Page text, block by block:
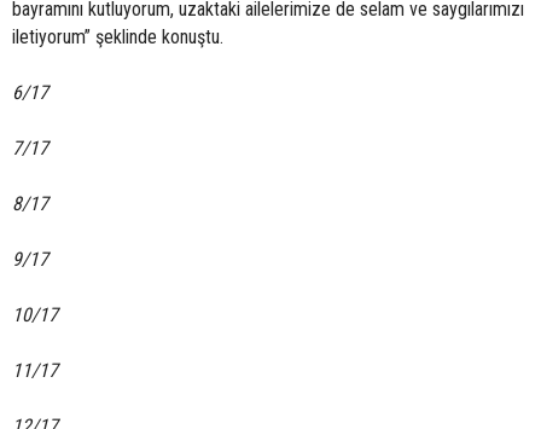
bayramını kutluyorum, uzaktaki ailelerimize de selam ve saygılarımızı
iletiyorum” şeklinde konuştu.
6/17
7/17
8/17
9/17
10/17
11/17